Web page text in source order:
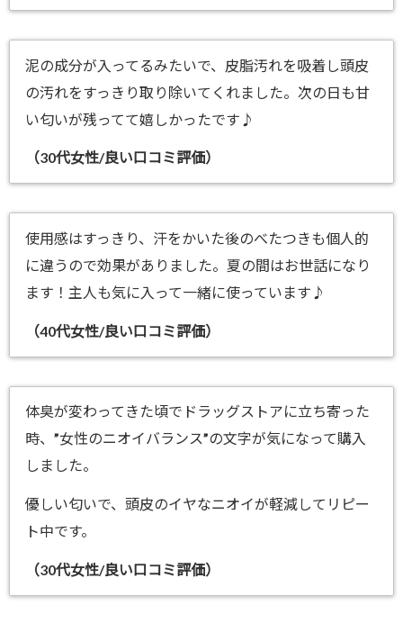
泥の成分が入ってるみたいで、皮脂汚れを吸着し頭皮
の汚れをすっきり取り除いてくれました。次の日も甘
い匂いが残ってて嬉しかったです♪
（30代女性/良い口コミ評価）
使用感はすっきり、汗をかいた後のべたつきも個人的
に違うので効果がありました。夏の間はお世話になり
ます！主人も気に入って一緒に使っています♪
（40代女性/良い口コミ評価）
体臭が変わってきた頃でドラッグストアに立ち寄った
時、”女性のニオイバランス”の文字が気になって購入
しました。
優しい匂いで、頭皮のイヤなニオイが軽減してリピー
ト中です。
（30代女性/良い口コミ評価）